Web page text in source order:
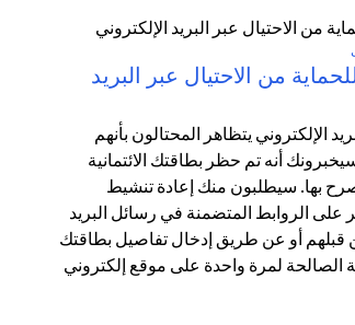
من الاحتيال عبر البريد
الإلكتروني يتظاهر المحتالون بأنهم
أنه تم حظر بطاقتك الائتمانية
بها. سيطلبون منك إعادة تنشيط
الروابط المتضمنة في رسائل البريد
قبلهم أو عن طريق إدخال تفاصيل بطاقتك
الصالحة لمرة واحدة على موقع إلكتروني